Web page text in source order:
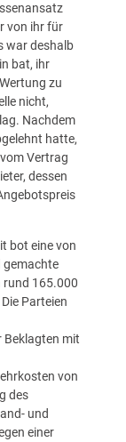
von ihr für
war deshalb
bat, ihr
zu
nicht,
Nachdem
hatte,
Vertrag
dessen
bot eine von
gemachte
165.000
Parteien
Beklagten mit
von
des
und
einer